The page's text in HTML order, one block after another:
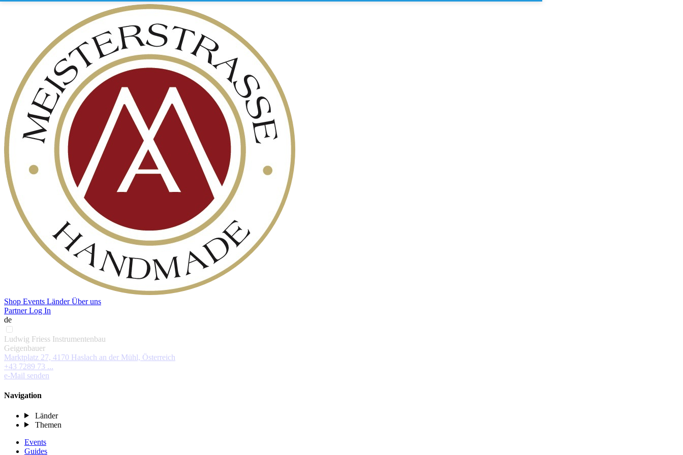
Shop Events LänderÜber uns
Partner Log In
de
Ludwig Friess Instrumentenbau
Geigenbauer
Marktplatz 27, 4170 Haslach an der Mühl, Österreich
+43 7289 73 ...
e-Mail senden
Navigation
Länder
Themen
Events
Guides